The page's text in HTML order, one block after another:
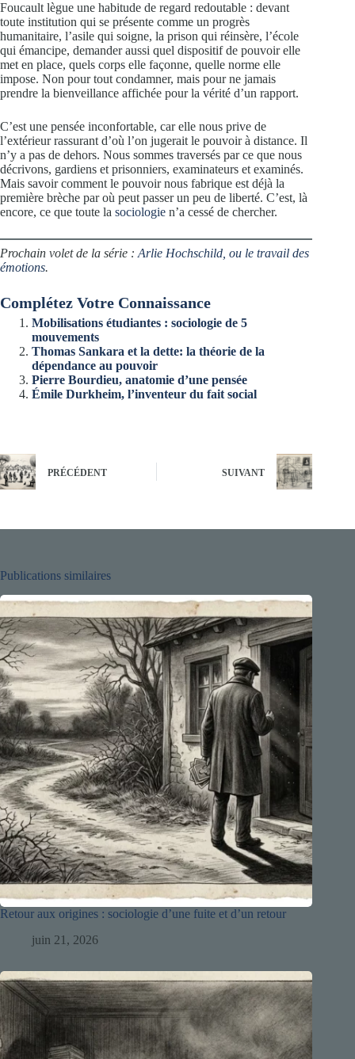
Foucault lègue une habitude de regard redoutable : devant
toute institution qui se présente comme un progrès
humanitaire, l’asile qui soigne, la prison qui réinsère, l’école
qui émancipe, demander aussi quel dispositif de pouvoir elle
met en place, quels corps elle façonne, quelle norme elle
impose. Non pour tout condamner, mais pour ne jamais
prendre la bienveillance affichée pour la vérité d’un rapport.
C’est une pensée inconfortable, car elle nous prive de
l’extérieur rassurant d’où l’on jugerait le pouvoir à distance. Il
n’y a pas de dehors. Nous sommes traversés par ce que nous
décrivons, gardiens et prisonniers, examinateurs et examinés.
Mais savoir comment le pouvoir nous fabrique est déjà la
première brèche par où peut passer un peu de liberté. C’est, là
encore, ce que toute la sociologie n’a cessé de chercher.
Prochain volet de la série : Arlie Hochschild, ou le travail des
émotions.
Complétez Votre Connaissance
Mobilisations étudiantes : sociologie de 5
mouvements
Thomas Sankara et la dette: la théorie de la
dépendance au pouvoir
Pierre Bourdieu, anatomie d’une pensée
Émile Durkheim, l’inventeur du fait social
PRÉCÉDENT SUIVANT
Publications similaires
Retour aux origines : sociologie d’une fuite et d’un retour
juin 21, 2026